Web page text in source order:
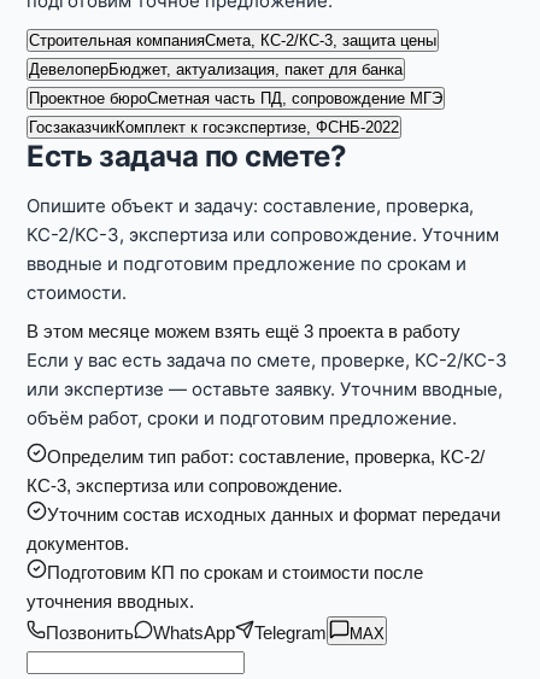
Строительная компанияСмета, КС-2/КС-3, защита цены
ДевелоперБюджет, актуализация, пакет для банка
Проектное бюроСметная часть ПД, сопровождение МГЭ
ГосзаказчикКомплект к госэкспертизе, ФСНБ-2022
Есть задача по смете?
Опишите объект и задачу: составление, проверка,
КС-2/КС-3, экспертиза или сопровождение. Уточним
вводные и подготовим предложение по срокам и
стоимости.
В этом месяце можем взять ещё 3 проекта в работу
Если у вас есть задача по смете, проверке, КС-2/КС-3
или экспертизе — оставьте заявку. Уточним вводные,
объём работ, сроки и подготовим предложение.
Определим тип работ: составление, проверка, КС-2/
КС-3, экспертиза или сопровождение.
Уточним состав исходных данных и формат передачи
документов.
Подготовим КП по срокам и стоимости после
уточнения вводных.
Позвонить
WhatsApp Telegram MAX